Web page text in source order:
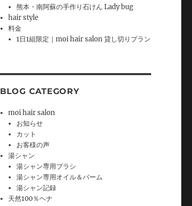
熊本・南阿蘇の手作り石けん Lady bug
hair style
料金
1日1組限定｜moi hair salon 貸し切りプラン
BLOG CATEGORY
moi hair salon
お知らせ
カット
お客様の声
湯シャン
湯シャン専用ブラシ
湯シャン専用オイル＆バーム
湯シャン記録
天然100％ヘナ